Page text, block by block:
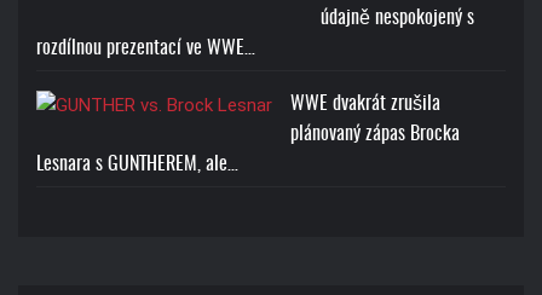
údajně nespokojený s
rozdílnou prezentací ve WWE…
WWE dvakrát zrušila
plánovaný zápas Brocka
Lesnara s GUNTHEREM, ale…